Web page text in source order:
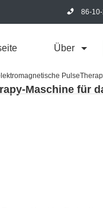
86-
Über
Maschine für